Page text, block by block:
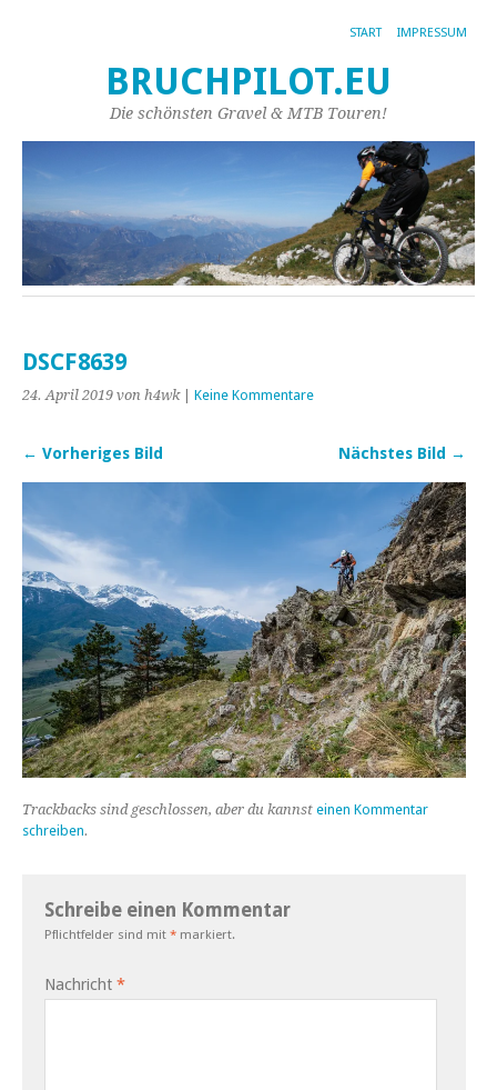
START IMPRESSUM
BRUCHPILOT.EU
Die schönsten Gravel & MTB Touren!
DSCF8639
24. April 2019 von h4wk| Keine Kommentare
← Vorheriges Bild Nächstes Bild →
Trackbacks sind geschlossen, aber du kannst einen Kommentar
schreiben.
Schreibe einen Kommentar
Pflichtfelder sind mit * markiert.
Nachricht *